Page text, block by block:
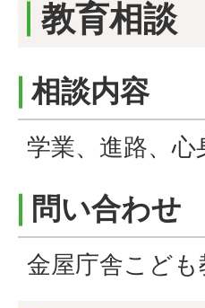
教育相談
相談内容
学業、進路、
問い合わせ
金屋庁舎こども